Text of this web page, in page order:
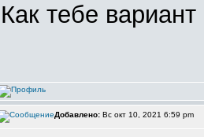
Как тебе
Добавлено: Вс окт 10, 2021 6:59 pm